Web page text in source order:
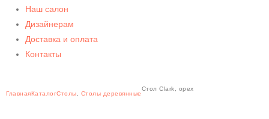
Наш салон
Дизайнерам
Доставка и оплата
Контакты
ГлавнаяКаталогСтолы Столы деревянные
Стол Clark, орех